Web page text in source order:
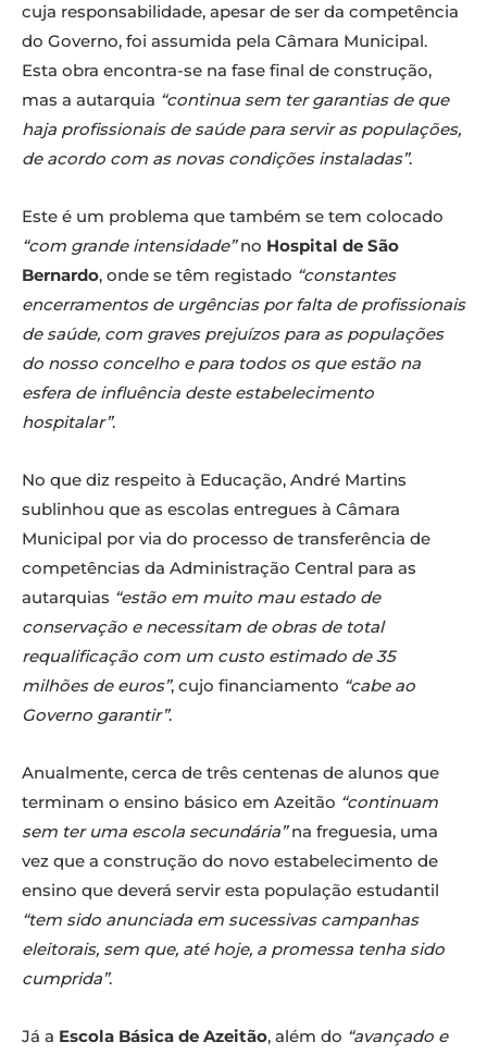
cuja responsabilidade, apesar de ser da competência
do Governo, foi assumida pela Câmara Municipal.
Esta obra encontra-se na fase final de construção,
mas a autarquia “continua sem ter garantias de que
haja profissionais de saúde para servir as populações,
de acordo com as novas condições instaladas”.
Este é um problema que também se tem colocado
“com grande intensidade”no Hospital de São
Bernardo, onde se têm registado “constantes
encerramentos de urgências por falta de profissionais
de saúde, com graves prejuízos para as populações
do nosso concelho e para todos os que estão na
esfera de influência deste estabelecimento
hospitalar”.
No que diz respeito à Educação, André Martins
sublinhou que as escolas entregues à Câmara
Municipal por via do processo de transferência de
competências da Administração Central para as
autarquias “estão em muito mau estado de
conservação e necessitam de obras de total
requalificação com um custo estimado de 35
milhões de euros”, cujo financiamento “cabe ao
Governo garantir”.
Anualmente, cerca de três centenas de alunos que
terminam o ensino básico em Azeitão “continuam
sem ter uma escola secundária”na freguesia, uma
vez que a construção do novo estabelecimento de
ensino que deverá servir esta população estudantil
“tem sido anunciada em sucessivas campanhas
eleitorais, sem que, até hoje, a promessa tenha sido
cumprida”.
Já a Escola Básica de Azeitão, além do “avançado e